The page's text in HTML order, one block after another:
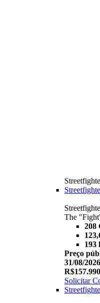
The
208
193
Preço
31/08/
Solicitar